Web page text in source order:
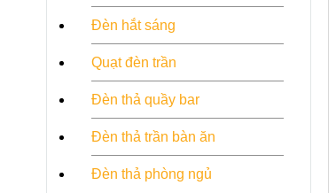
Đèn hắt sáng
Quạt đèn trần
Đèn thả quầy bar
Đèn thả trần bàn ăn
Đèn thả phòng ngủ